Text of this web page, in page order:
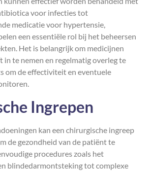
voor infecties tot
medicatie voor hypertensie,
een essentiële rol bij het beheersen
Het is belangrijk om medicijnen
in te nemen en regelmatig overleg te
om de effectiviteit en eventuele
Ingrepen
kan een chirurgische ingreep
de gezondheid van de patiënt te
procedures zoals het
blindedarmontsteking tot complexe